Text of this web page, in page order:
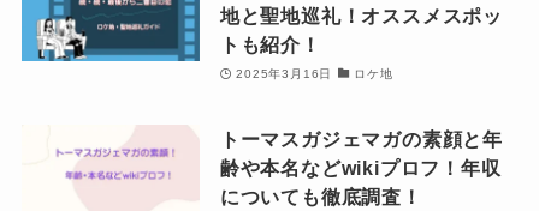
地と聖地巡礼！オススメスポッ
トも紹介！
2025年3月16日 ロケ地
トーマスガジェマガの素顔と年
齢や本名などwikiプロフ！年収
についても徹底調査！